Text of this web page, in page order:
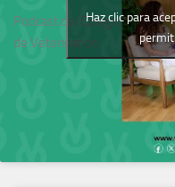
Podcast del Colegio
de Veterinarios
Haz clic para